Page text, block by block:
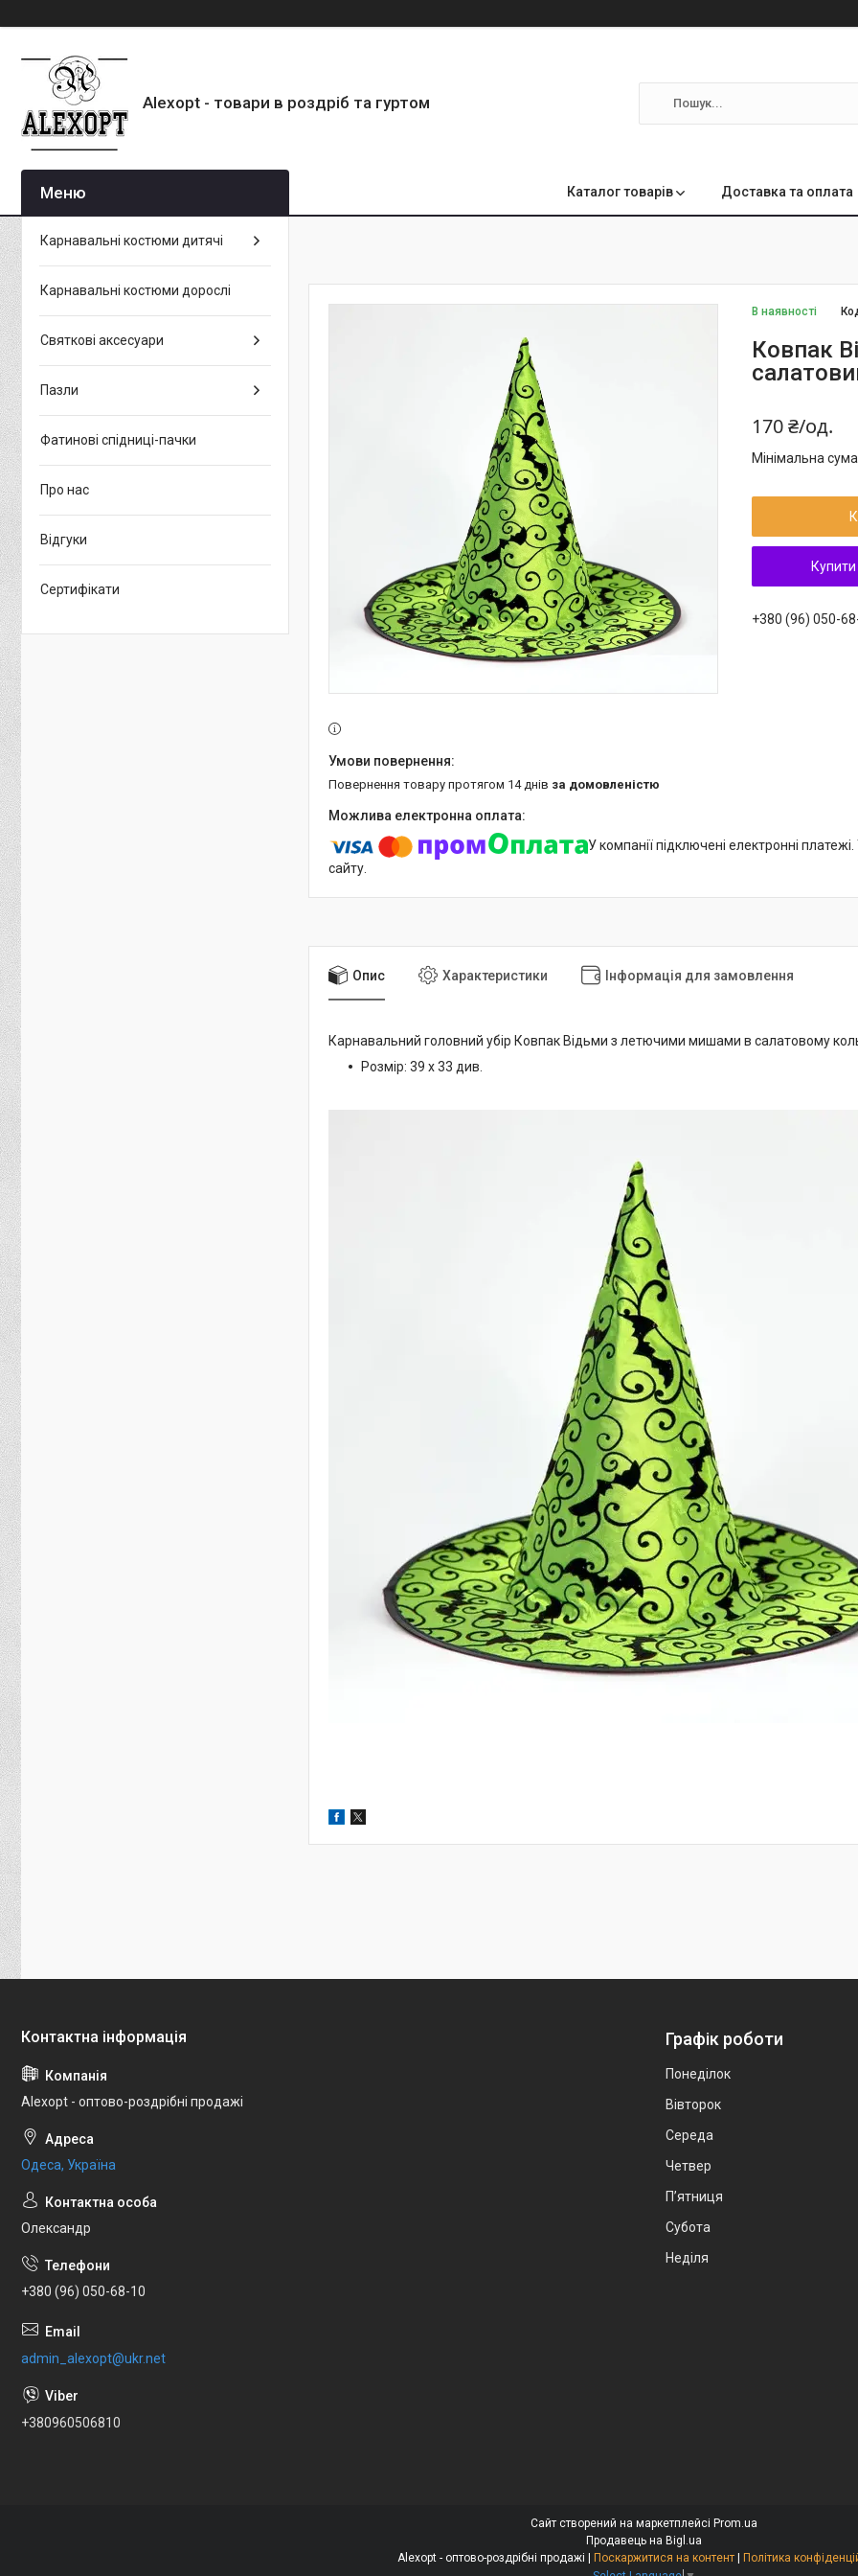
Alexopt - товари в роздріб та гуртом
Каталог товарів Доставка та оплата
В наявності
Ковпак
170 ₴/од.
Мінімальна
Купити
+380 (96) 050-
повернення товару протягом 14 днів за домовленістю
У компанії підключені електронні
сайту.
Опис Характеристики Інформація для замовлення
Карнавальний головний убір Ковпак Відьми з летючими мишами в салатовому
Розмір: 39 х 33 див.
Карнавальні костюми дитячі
Карнавальні костюми дорослі
Святкові аксесуари
Пазли
Фатинові спідниці-пачки
Про нас
Відгуки
Сертифікати
Alexopt - оптово-роздрібні продажі
Одеса, Україна
Олександр
+380 (96) 050-68-10
admin_alexopt@ukr.net
+380960506810
Графік роботи
Понеділок
Вівторок
Середа
Четвер
Пʼятниця
Субота
Неділя
Сайт створений на маркетплейсі Prom.ua
Продавець на Bigl.ua
Поскаржитися на контент
Політика